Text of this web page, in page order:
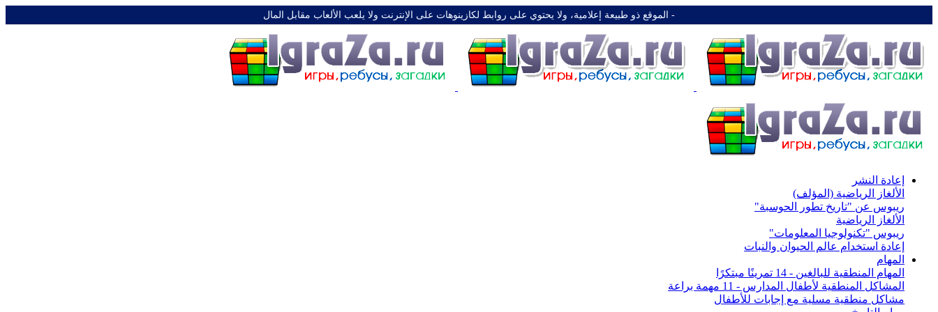
-️ الموقع ذو طبيعة إعلامية، ولا يحتوي على روابط لكازينوهات على الإنترنت ولا يلعب الألعاب مقابل المال
إعادة النشر
الألغاز الرياضية (المؤلف)
ريبوس عن "تاريخ تطور الحوسبة"
الألغاز الرياضية
ريبوس "تكنولوجيا المعلومات"
إعادة استخدام عالم الحيوان والنبات
المهام
المهام المنطقية للبالغين - 14 تمرينًا مبتكرًا
المشاكل المنطقية لأطفال المدارس - 11 مهمة براعة
مشاكل منطقية مسلية مع إجابات للأطفال